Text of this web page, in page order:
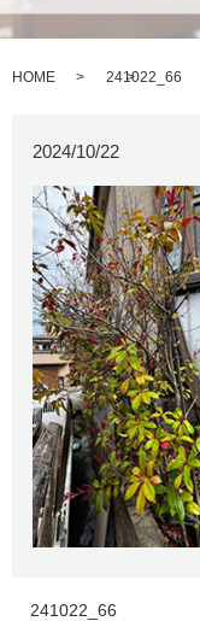
HOME 241022_66
2024/10/22
241022_66